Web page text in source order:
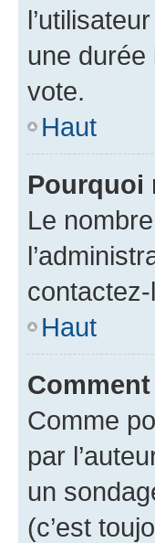
une
vote.
Haut
Pourquoi
Le
contactez-
Haut
Comme
par
un
(c’est